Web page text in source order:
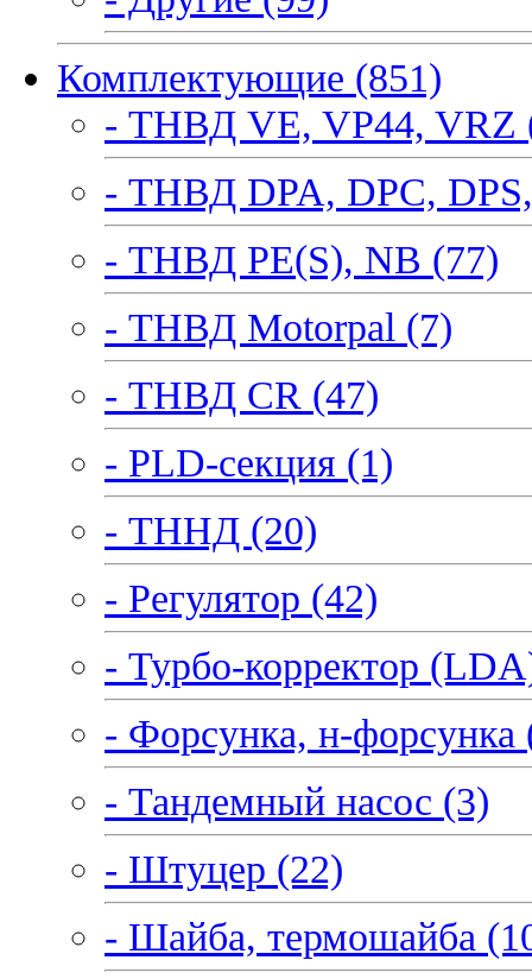
Комплектующие (851)
- ТНВД VE, VP44, VRZ
- ТНВД DPA, DPC,
- ТНВД PE(S), NB (77)
- ТНВД Motorpal (7)
- ТНВД CR (47)
- PLD-секция (1)
- ТННД (20)
- Регулятор (42)
- Турбо-корректор
- Форсунка, н-форсунка
- Тандемный насос (3)
- Штуцер (22)
- Шайба, термошайба